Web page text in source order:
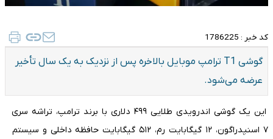
کد خبر : 1786225
گوشی T1 ترامپ موبایل بالاخره پس از نزدیک به یک سال تأخیر
عرضه می‌شود.
این یک گوشی اندرویدی طلایی ۴۹۹ دلاری با برند ترامپ، تراشه سری
۷ اسنپدراگون، ۱۲ گیگابایت رم، ۵۱۲ گیگابایت حافظه داخلی و سیستم